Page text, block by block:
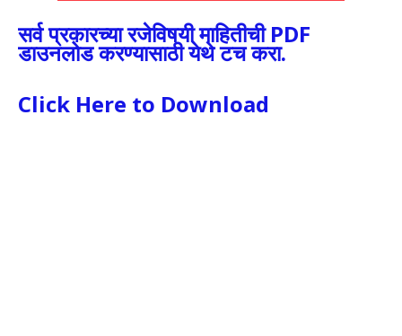
सर्व प्रकारच्या रजेविषयी माहितीची PDF
डाउनलोड करण्यासाठी येथे टच करा.
Click Here to Download